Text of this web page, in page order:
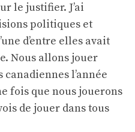
le justifier. J’ai
politiques et
d’entre elles avait
Nous allons jouer
l’année
fois que nous jouerons
de jouer dans tous